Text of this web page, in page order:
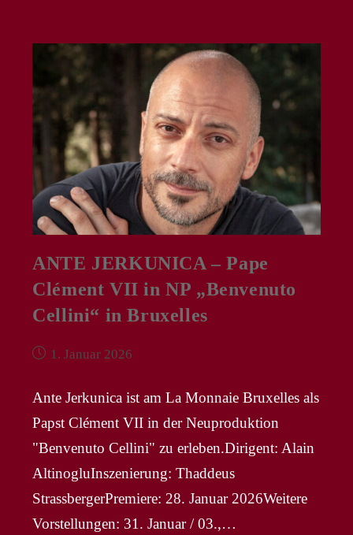
Carmélites“
Semperoper
ANTE JERKUNICA – Pape
Clément VII in NP „Benvenuto
Cellini“ in Bruxelles
Beitrag1. Januar 2026
Ante Jerkunica ist am La Monnaie Bruxelles als
Papst Clément VII in der Neuproduktion
"Benvenuto Cellini" zu erleben.Dirigent: Alain
AltinogluInszenierung: Thaddeus
StrassbergerPremiere: 28. Januar 2026Weitere
Vorstellungen: 31. Januar / 03.,…